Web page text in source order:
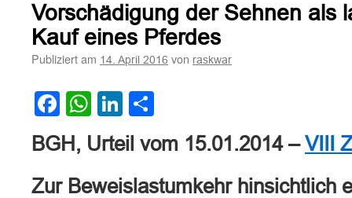
Vorschädigung der Sehnen als
Kauf eines Pferdes
Publiziert am 14. April 2016 von raskwar
Facebook
WhatsApp
LinkedIn
BGH, Urteil vom 15.01.2014 –VIII
Zur Beweislastumkehr hinsichtlich